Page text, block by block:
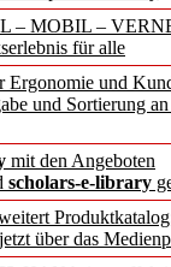
– MOBIL –
für alle
Ergonomie und
und Sortierung
mit den Angeboten
scholars-e-library
über das
für
Lang,